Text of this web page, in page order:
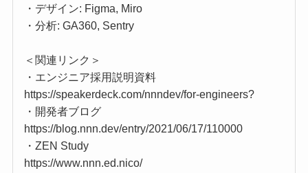
・デザイン: Figma, Miro
・分析: GA360, Sentry
＜関連リンク＞
・エンジニア採用説明資料
https://speakerdeck.com/nnndev/for-engineers?
・開発者ブログ
https://blog.nnn.dev/entry/2021/06/17/110000
・ZEN Study
https://www.nnn.ed.nico/